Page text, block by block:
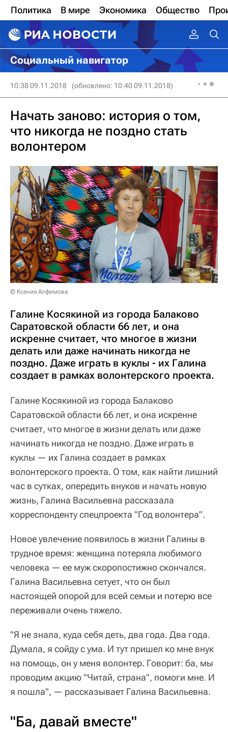
Политика В мире Экономика Общество
Социальный навигатор
10:38 09.11.2018 (обновлено: 10:40 09.11.2018)
Начать заново: история о том,
что никогда не поздно стать
волонтером
© Ксения Алфимова
Галине Косякиной из города Балаково
Саратовской области 66 лет, и она
искренне считает, что многое в жизни
делать или даже начинать никогда не
поздно. Даже играть в куклы - их Галина
создает в рамках волонтерского проекта.
Галине Косякиной из города Балаково
Саратовской области 66 лет, и она искренне
считает, что многое в жизни делать или даже
начинать никогда не поздно. Даже играть в
куклы — их Галина создает в рамках
волонтерского проекта. О том, как найти лишний
час в сутках, опередить внуков и начать новую
жизнь, Галина Васильевна рассказала
корреспонденту спецпроекта "Год волонтера".
Новое увлечение появилось в жизни Галины в
трудное время: женщина потеряла любимого
человека — ее муж скоропостижно скончался.
Галина Васильевна сетует, что он был
настоящей опорой для всей семьи и потерю все
переживали очень тяжело.
"Я не знала, куда себя деть, два года. Два года.
Думала, я сойду с ума. И тут пришел ко мне внук
на помощь, он у меня волонтер. Говорит: ба, мы
проводим акцию "Читай, страна", помоги мне. И
я пошла", — рассказывает Галина Васильевна.
"Ба, давай вместе"